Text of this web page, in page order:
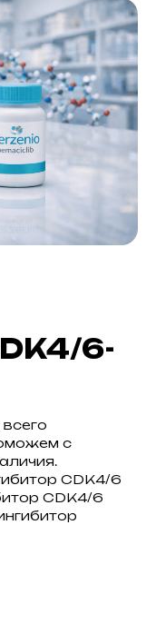
6-
с
CDK4/6
CDK4/6